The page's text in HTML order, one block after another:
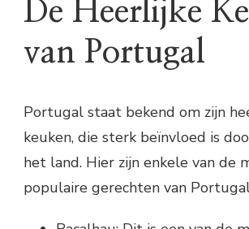
De Heerlijke
van Portugal
Portugal staat bekend om zijn
keuken, die sterk beïnvloed is
het land. Hier zijn enkele van de
populaire gerechten van